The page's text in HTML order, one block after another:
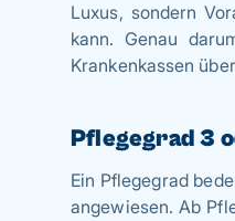
Luxus, sondern
kann. Genau
Krankenkassen
Pflegegrad 3
Ein Pflegegrad
angewiesen. Ab